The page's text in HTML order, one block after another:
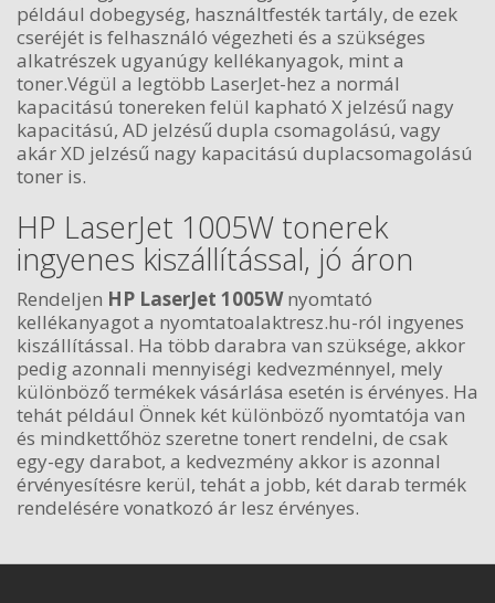
például dobegység, használtfesték tartály, de ezek
cseréjét is felhasználó végezheti és a szükséges
alkatrészek ugyanúgy kellékanyagok, mint a
toner.Végül a legtöbb LaserJet-hez a normál
kapacitású tonereken felül kapható X jelzésű nagy
kapacitású, AD jelzésű dupla csomagolású, vagy
akár XD jelzésű nagy kapacitású duplacsomagolású
toner is.
HP LaserJet 1005W tonerek
ingyenes kiszállítással, jó áron
Rendeljen HP LaserJet 1005Wnyomtató
kellékanyagot a nyomtatoalaktresz.hu-ról ingyenes
kiszállítással. Ha több darabra van szüksége, akkor
pedig azonnali mennyiségi kedvezménnyel, mely
különböző termékek vásárlása esetén is érvényes. Ha
tehát például Önnek két különböző nyomtatója van
és mindkettőhöz szeretne tonert rendelni, de csak
egy-egy darabot, a kedvezmény akkor is azonnal
érvényesítésre kerül, tehát a jobb, két darab termék
rendelésére vonatkozó ár lesz érvényes.